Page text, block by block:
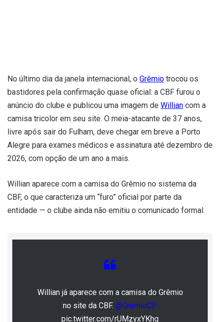
No último dia da janela internacional, o Grêmio trocou os
bastidores pela confirmação quase oficial: a CBF furou o
anúncio do clube e publicou uma imagem de Willian com a
camisa tricolor em seu site. O meia-atacante de 37 anos,
livre após sair do Fulham, deve chegar em breve a Porto
Alegre para exames médicos e assinatura até dezembro de
2026, com opção de um ano a mais.
Willian aparece com a camisa do Grêmio no sistema da
CBF, o que caracteriza um “furo” oficial por parte da
entidade — o clube ainda não emitiu o comunicado formal.
Willian já aparece com a camisa do Grêmio
no site da CBF. @GremioCP
pic.twitter.com/rUMzyxYKhq